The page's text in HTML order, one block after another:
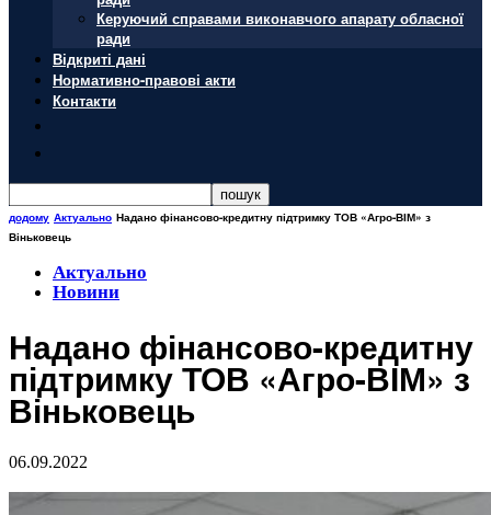
Керуючий справами виконавчого апарату обласної
ради
Відкриті дані
Нормативно-правові акти
Контакти
додому Актуально Надано фінансово-кредитну підтримку ТОВ «Агро-ВІМ» з
Віньковець
Актуально
Новини
Надано фінансово-кредитну
підтримку ТОВ «Агро-ВІМ» з
Віньковець
06.09.2022